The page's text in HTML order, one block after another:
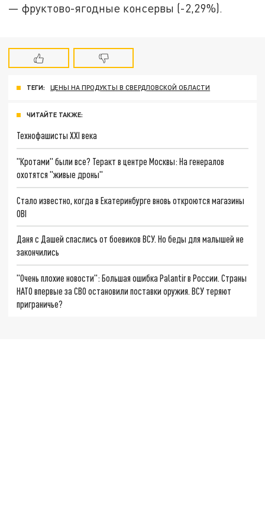
— фруктово-ягодные консервы (-2,29%).
ТЕГИ: ЦЕНЫ НА ПРОДУКТЫ В СВЕРДЛОВСКОЙ ОБЛАСТИ
ЧИТАЙТЕ ТАКЖЕ:
Технофашисты XXI века
"Кротами" были все? Теракт в центре Москвы: На генералов
охотятся "живые дроны"
Стало известно, когда в Екатеринбурге вновь откроются магазины
OBI
Даня с Дашей спаслись от боевиков ВСУ. Но беды для малышей не
закончились
"Очень плохие новости": Большая ошибка Palantir в России. Страны
НАТО впервые за СВО остановили поставки оружия. ВСУ теряют
приграничье?